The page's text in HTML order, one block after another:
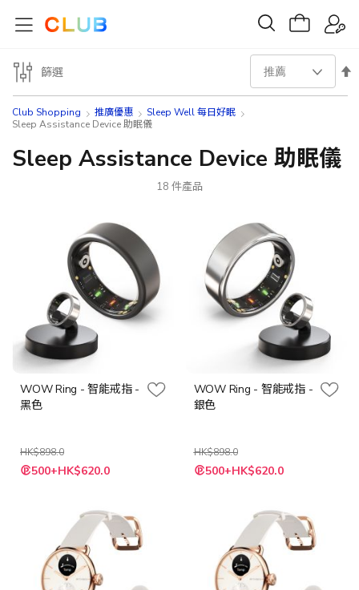
Club Shopping 推廣優惠
Sleep Well 每日好眠
Sleep Assistance Device 助眠儀
Sleep Assistance Device 助眠儀
18 件產品
設
序
WOW Ring - 智能戒指 -
黑色
HK$898.0
500+HK$620.0
WOW Ring - 智能戒指 -
銀色
HK$898.0
500+HK$620.0
篩選